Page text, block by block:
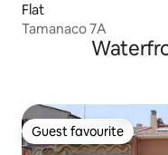
Flat
Tamanaco 7A
Guest favourite
Guest favourite